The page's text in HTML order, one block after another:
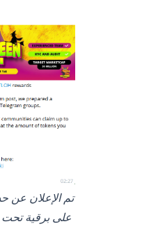
على برقية تحت